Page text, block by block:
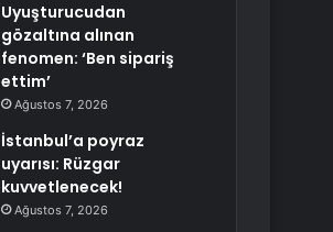
Uyuşturucudan
gözaltına alınan
fenomen: ‘Ben sipariş
ettim’
Ağustos 7, 2026
İstanbul’a poyraz
uyarısı: Rüzgar
kuvvetlenecek!
Ağustos 7, 2026